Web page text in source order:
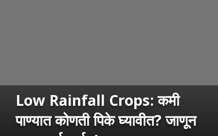
Low Rainfall Crops: कमी
पाण्यात कोणती पिके घ्यावीत? जाणून